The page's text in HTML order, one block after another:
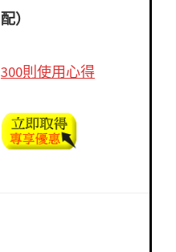
配）
300則使用心得